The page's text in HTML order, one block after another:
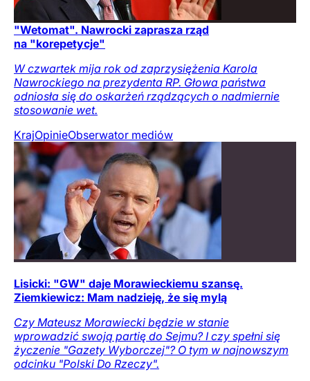
"Wetomat". Nawrocki zaprasza rząd
na "korepetycje"
W czwartek mija rok od zaprzysiężenia Karola
Nawrockiego na prezydenta RP. Głowa państwa
odniosła się do oskarżeń rządzących o nadmiernie
stosowanie wet.
KrajOpinieObserwator mediów
Lisicki: "GW" daje Morawieckiemu szansę.
Ziemkiewicz: Mam nadzieję, że się mylą
Czy Mateusz Morawiecki będzie w stanie
wprowadzić swoją partię do Sejmu? I czy spełni się
życzenie "Gazety Wyborczej"? O tym w najnowszym
odcinku "Polski Do Rzeczy".